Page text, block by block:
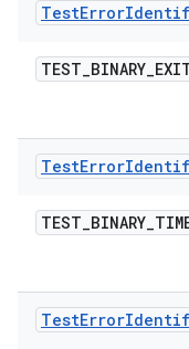
TestError
TEST_BINARY_
TestError
TEST_BINARY_
TestError